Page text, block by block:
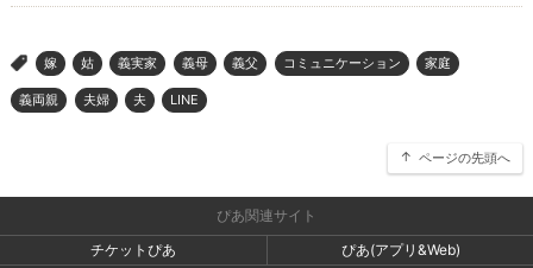
> 嫁 姑 義実家 義母 義父 コミュニケーション 家庭
義両親 夫婦 夫 LINE
ページの先頭へ
ぴあ関連サイト
チケットぴあ
ぴあ(アプリ&Web)